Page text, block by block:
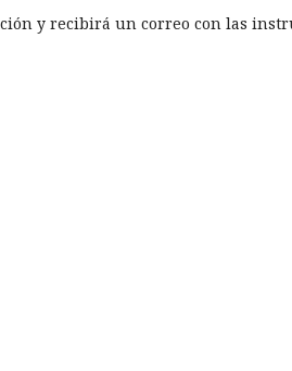
y recibirá un correo con las